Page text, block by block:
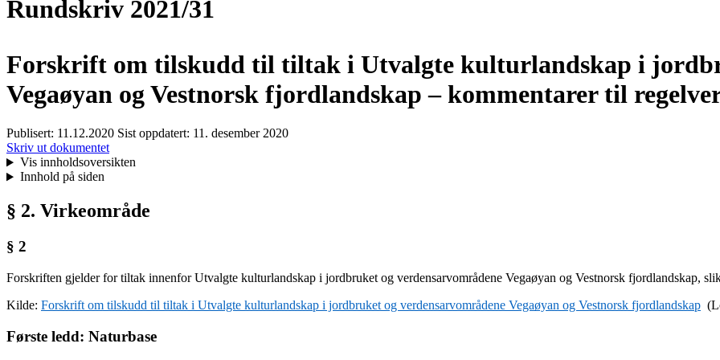
Rundskriv 2021/31
Forskrift om tilskudd til tiltak i Utvalgte kulturlandskap i
Vegaøyan og Vestnorsk fjordlandskap – kommentarer til
Publisert: 11.12.2020 Sist oppdatert: 11. desember 2020
Skriv ut dokumentet
Vis innholdsoversikten
Innhold på siden
§ 2. Virkeområde
§ 2
Forskriften gjelder for tiltak innenfor Utvalgte kulturlandskap i jordbruket og verdensarvområdene Vegaøyan og Vestnorsk fjordlandskap,
Kilde: Forskrift om tilskudd til tiltak i Utvalgte kulturlandskap i jordbruket og verdensarvområdene Vegaøyan og Vestnorsk fjordlandskap
Første ledd: Naturbase